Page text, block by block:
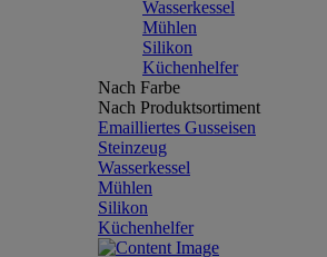
Wasserkessel
Mühlen
Silikon
Küchenhelfer
Nach Farbe
Nach Produktsortiment
Emailliertes Gusseisen
Steinzeug
Wasserkessel
Mühlen
Silikon
Küchenhelfer